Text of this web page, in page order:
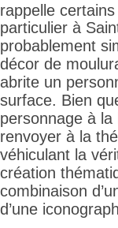
rappelle
particulier à
probablement
décor de
abrite un
surface. Bien
personnage à
renvoyer à la
véhiculant la
création
combinaison
d’une